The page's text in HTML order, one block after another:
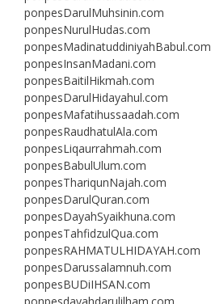
ponpesDarulMuhsinin.com
ponpesNurulHudas.com
ponpesMadinatuddiniyahBabul.com
ponpesInsanMadani.com
ponpesBaitilHikmah.com
ponpesDarulHidayahul.com
ponpesMafatihussaadah.com
ponpesRaudhatulAla.com
ponpesLiqaurrahmah.com
ponpesBabulUlum.com
ponpesThariqunNajah.com
ponpesDarulQuran.com
ponpesDayahSyaikhuna.com
ponpesTahfidzulQua.com
ponpesRAHMATULHIDAYAH.com
ponpesDarussalamnuh.com
ponpesBUDiIHSAN.com